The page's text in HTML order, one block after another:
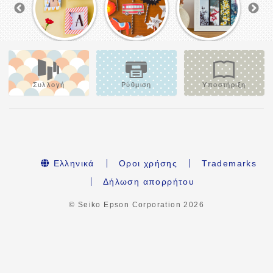
Συλλογή Ρύθμιση Υποστήριξη
Ελληνικά Οροι χρήσης
Trademarks
Δήλωση απορρήτου
© Seiko Epson Corporation2026